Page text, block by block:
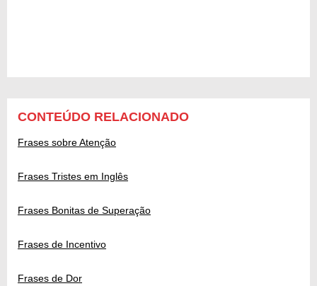
CONTEÚDO RELACIONADO
Frases sobre Atenção
Frases Tristes em Inglês
Frases Bonitas de Superação
Frases de Incentivo
Frases de Dor